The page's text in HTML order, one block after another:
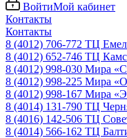
ВойтиМой кабинет
Контакты
Контакты
8 (4012) 706-772 ТЦ
8 (4012) 652-746 ТЦ
8 (4012) 998-030 Мира
8 (4012) 998-225 Мира
8 (4012) 998-167 Мира
8 (4014) 131-790 ТЦ
8 (4016) 142-506 ТЦ
8 (4014) 566-162 ТЦ